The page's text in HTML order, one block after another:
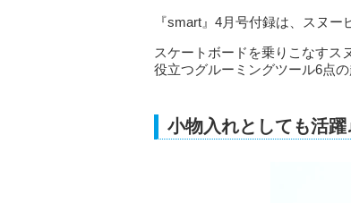
『smart』4月号付録は、スヌー
スケートボードを乗りこなすス
役立つグルーミングツール6点の
小物入れとしても活